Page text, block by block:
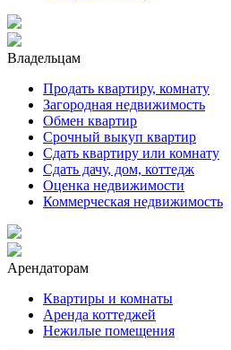
Владельцам
Продать квартиру, комнату
Загородная недвижимость
Обмен квартир
Срочный выкуп квартир
Сдать квартиру или комнату
Сдать дачу, дом, коттедж
Оценка недвижимости
Коммерческая недвижимость
Арендаторам
Квартиры и комнаты
Аренда коттеджей
Нежилые помещения